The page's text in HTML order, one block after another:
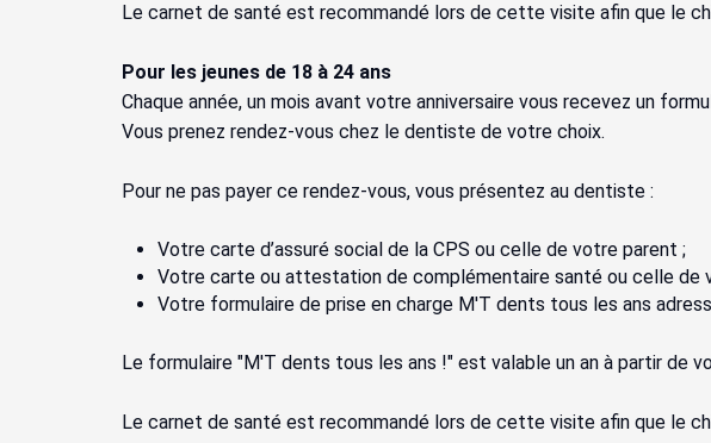
Le carnet de santé est recommandé lors de cette visite afin que le
Pour les jeunes de 18 à 24 ans
Chaque année, un mois avant votre anniversaire vous recevez un
Vous prenez rendez-vous chez le dentiste de votre choix.
Pour ne pas payer ce rendez-vous, vous présentez au dentiste :
Votre carte d’assuré social de la CPS ou celle de votre parent ;
Votre carte ou attestation de complémentaire santé ou celle de
Votre formulaire de prise en charge M'T dents tous les ans
Le formulaire "M'T dents tous les ans !" est valable un an à partir de
Le carnet de santé est recommandé lors de cette visite afin que le